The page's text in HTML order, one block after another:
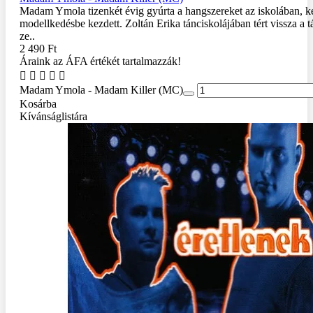
Madam Ymola tizenkét évig gyúrta a hangszereket az iskolában,
modellkedésbe kezdett. Zoltán Erika tánciskolájában tért vissza a
ze..
2 490 Ft
Áraink az ÁFA értékét tartalmazzák!
Madam Ymola - Madam Killer (MC)
Kosárba
Kívánságlistára